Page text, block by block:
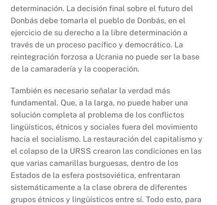
determinación. La decisión final sobre el futuro del
Donbás debe tomarla el pueblo de Donbás, en el
ejercicio de su derecho a la libre determinación a
través de un proceso pacífico y democrático. La
reintegración forzosa a Ucrania no puede ser la base
de la camaradería y la cooperación.
También es necesario señalar la verdad más
fundamental. Que, a la larga, no puede haber una
solución completa al problema de los conflictos
lingüísticos, étnicos y sociales fuera del movimiento
hacia el socialismo. La restauración del capitalismo y
el colapso de la URSS crearon las condiciones en las
que varias camarillas burguesas, dentro de los
Estados de la esfera postsoviética, enfrentaran
sistemáticamente a la clase obrera de diferentes
grupos étnicos y lingüísticos entre sí. Todo esto, para